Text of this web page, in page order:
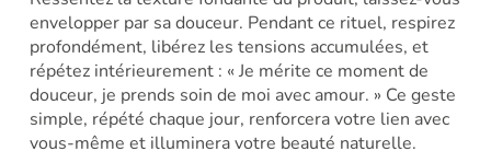
envelopper par sa douceur. Pendant ce rituel, respirez
profondément, libérez les tensions accumulées, et
répétez intérieurement : « Je mérite ce moment de
douceur, je prends soin de moi avec amour. » Ce geste
simple, répété chaque jour, renforcera votre lien avec
vous-même et illuminera votre beauté naturelle.​